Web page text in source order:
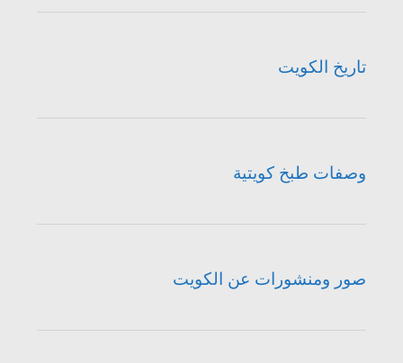
تاريخ الكويت
وصفات طبخ كويتية
صور ومنشورات عن الكويت